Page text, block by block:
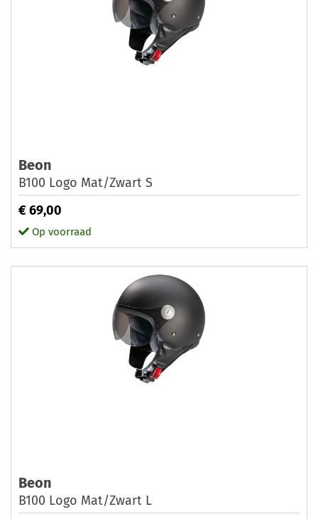
Beon
B100 Logo Mat/Zwart S
€ 69,00
Op voorraad
Beon
B100 Logo Mat/Zwart L